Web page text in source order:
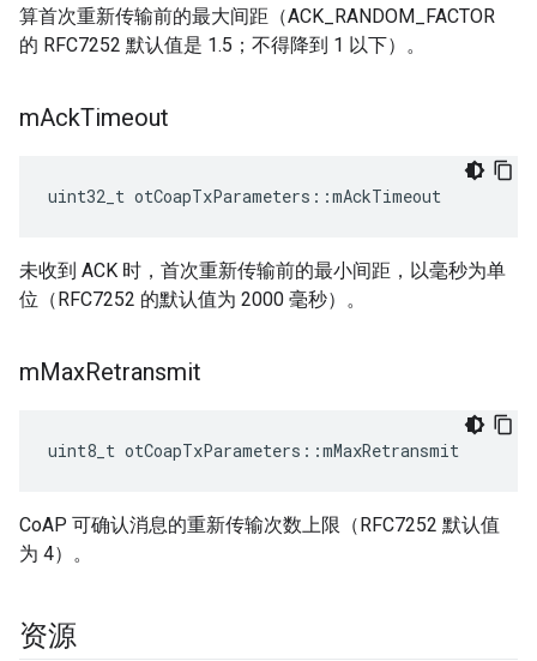
算首次重新传输前的最大间距（ACK_RANDOM_FACTOR
的 RFC7252 默认值是 1.5；不得降到 1 以下）。
mAckTimeout
uint32_t otCoapTxParameters ::mAckTimeout
未收到 ACK 时，首次重新传输前的最小间距，以毫秒为单
位（RFC7252 的默认值为 2000 毫秒）。
mMaxRetransmit
uint8_t otCoapTxParameters ::mMaxRetransmit
CoAP 可确认消息的重新传输次数上限（RFC7252 默认值
为 4）。
资源